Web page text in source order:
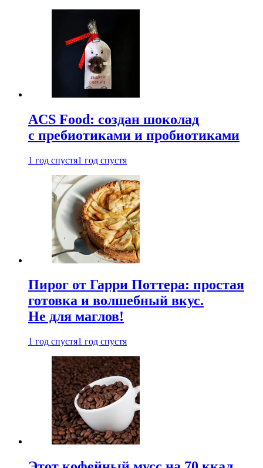
ACS Food: создан шоколад
с пребиотиками и пробиотиками
1 год спустя1 год спустя
Пирог от Гарри Поттера: простая
готовка и волшебный вкус.
Не для маглов!
1 год спустя1 год спустя